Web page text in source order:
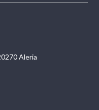
Aleria